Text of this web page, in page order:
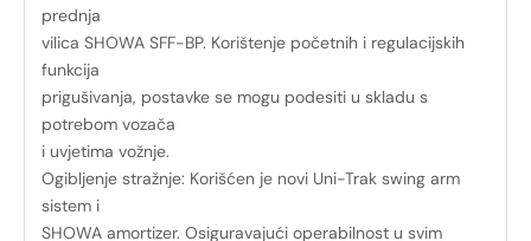
prednja
vilica SHOWA SFF-BP. Korištenje početnih i regulacijskih
funkcija
prigušivanja, postavke se mogu podesiti u skladu s
potrebom vozača
i uvjetima vožnje.
Ogibljenje stražnje: Korišćen je novi Uni-Trak swing arm
sistem i
SHOWA amortizer. Osiguravajući operabilnost u svim